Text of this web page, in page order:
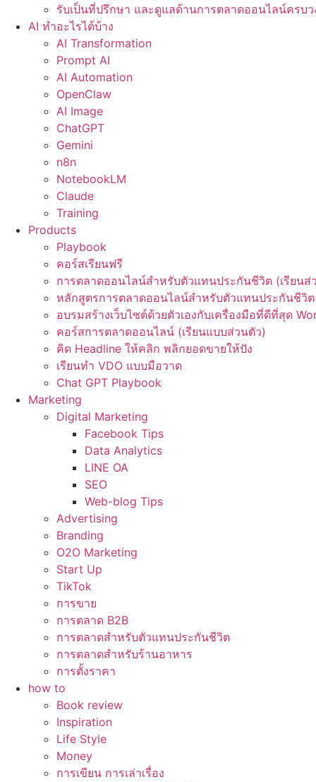
รับเป็นที่ปรึกษา และดูแลด้านการตลาดออนไลน์ครบว
AI ทำอะไรได้บ้าง
AI Transformation
Prompt AI
AI Automation
OpenClaw
AI Image
ChatGPT
Gemini
n8n
NotebookLM
Claude
Training
Products
Playbook
คอร์สเรียนฟรี
การตลาดออนไลน์สำหรับตัวแทนประกันชีวิต (เรียนส่
หลักสูตรการตลาดออนไลน์สำหรับตัวแทนประกันชีวิ
อบรมสร้างเว็บไซต์ด้วยตัวเองกับเครื่องมือที่ดีที่สุด
คอร์สการตลาดออนไลน์ (เรียนแบบส่วนตัว)
คิด Headline ให้คลิก พลิกยอดขายให้ปัง
เรียนทำ VDO แบบมือวาด
Chat GPT Playbook
Marketing
Digital Marketing
Facebook Tips
Data Analytics
LINE OA
SEO
Web-blog Tips
Advertising
Branding
O2O Marketing
Start Up
TikTok
การขาย
การตลาด B2B
การตลาดสำหรับตัวแทนประกันชีวิต
การตลาดสำหรับร้านอาหาร
การตั้งราคา
how to
Book review
Inspiration
Life Style
Money
การเขียน การเล่าเรื่อง